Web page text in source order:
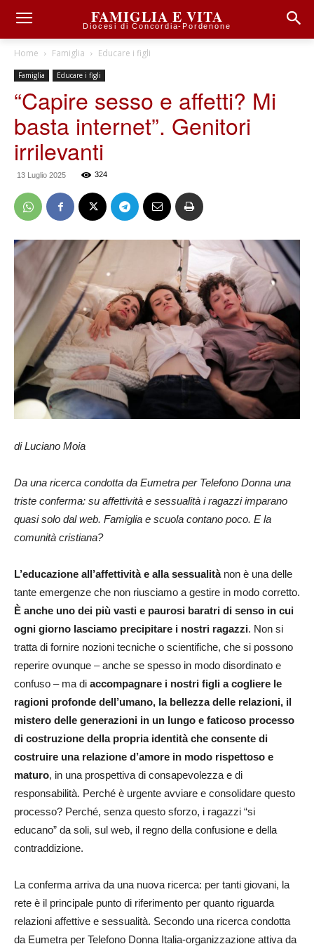
FAMIGLIA E VITA
Diocesi di Concordia-Pordenone
Home Famiglia Educare i figli
Famiglia Educare i figli
“Capire sesso e affetti? Mi
basta internet”. Genitori
irrilevanti
13 Luglio 2025 324
di Luciano Moia
Da una ricerca condotta da Eumetra per Telefono Donna una
triste conferma: su affettività e sessualità i ragazzi imparano
quasi solo dal web. Famiglia e scuola contano poco. E la
comunità cristiana?
L’educazione all’affettività e alla sessualitànon è una delle
tante emergenze che non riusciamo a gestire in modo corretto.
È anche uno dei più vasti e paurosi baratri di senso in cui
ogni giorno lasciamo precipitare i nostri ragazzi. Non si
tratta di fornire nozioni tecniche o scientifiche, che si possono
reperire ovunque – anche se spesso in modo disordinato e
confuso – ma di accompagnare i nostri figli a cogliere le
ragioni profonde dell’umano, la bellezza delle relazioni, il
mistero delle generazioni in un lungo e faticoso processo
di costruzione della propria identità che consente di
costruire una relazione d’amore in modo rispettoso e
maturo, in una prospettiva di consapevolezza e di
responsabilità. Perché è urgente avviare e consolidare questo
processo? Perché, senza questo sforzo, i ragazzi “si
educano” da soli, sul web, il regno della confusione e della
contraddizione.
La conferma arriva da una nuova ricerca: per tanti giovani, la
rete è il principale punto di riferimento per quanto riguarda
relazioni affettive e sessualità. Secondo una ricerca condotta
da Eumetra per Telefono Donna Italia-organizzazione attiva da